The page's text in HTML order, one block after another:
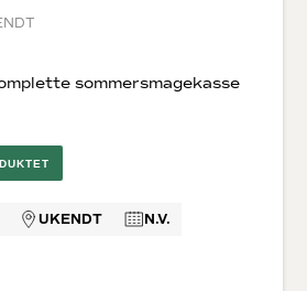
sommersmagekasse
UKENDT
N.V.